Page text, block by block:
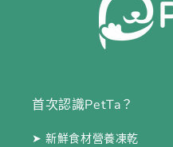
首次認識PetTa？
➤ 新鮮食材營養凍乾